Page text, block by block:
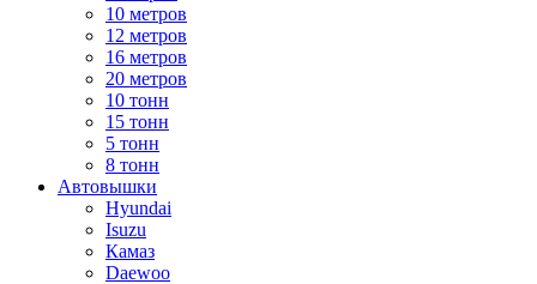
10 метров
12 метров
16 метров
20 метров
10 тонн
15 тонн
5 тонн
8 тонн
Автовышки
Hyundai
Isuzu
Камаз
Daewoo